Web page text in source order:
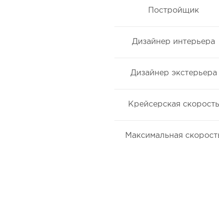
Постройщик
Дизайнер интерьера
Дизайнер экстерьера
Крейсерская скорость
Максимальная